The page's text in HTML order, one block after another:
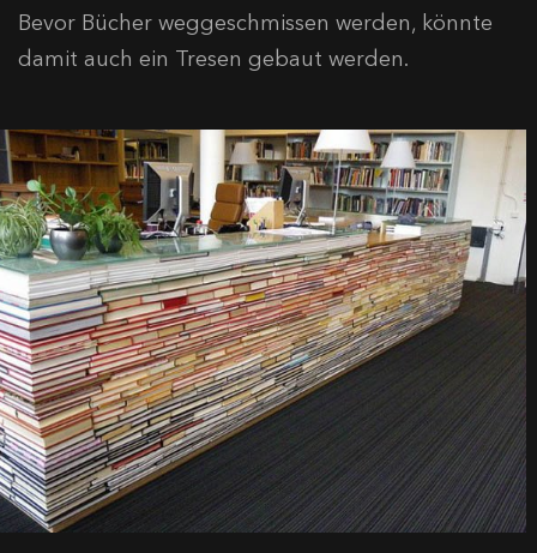
Bevor Bücher weggeschmissen werden, könnte
damit auch ein Tresen gebaut werden.